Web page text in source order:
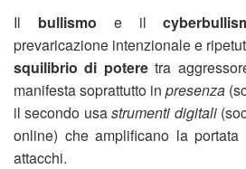
Il bullismo e il
prevaricazione intenzionale e
squilibrio di poteretra
manifesta soprattutto in presenza
il secondo usastrumenti digitali
online) che amplificano la
attacchi.